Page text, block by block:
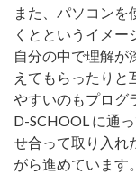
また、パソコンを
くとというイメ
自分の中で理解が
えてもらったりと
やすいのもプログ
D-SCHOOL に通
せ合って取り入れ
がら進めています